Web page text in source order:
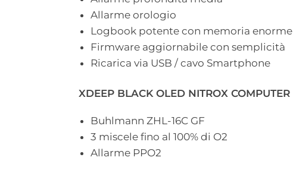
Allarme orologio
Logbook potente con memoria enorme
Firmware aggiornabile con semplicità
Ricarica via USB / cavo Smartphone
XDEEP BLACK OLED NITROX COMPUTER
Buhlmann ZHL-16C GF
3 miscele fino al 100% di O2
Allarme PPO2